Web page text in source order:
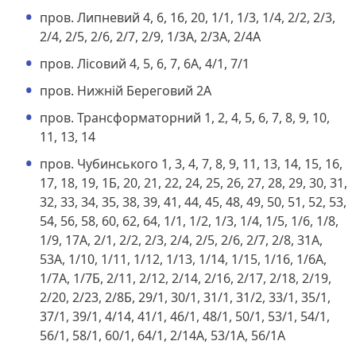
пров. Липневий 4, 6, 16, 20, 1/1, 1/3, 1/4, 2/2, 2/3,
2/4, 2/5, 2/6, 2/7, 2/9, 1/3А, 2/3А, 2/4А
пров. Лісовий 4, 5, 6, 7, 6А, 4/1, 7/1
пров. Нижній Береговий 2А
пров. Трансформаторний 1, 2, 4, 5, 6, 7, 8, 9, 10,
11, 13, 14
пров. Чубинського 1, 3, 4, 7, 8, 9, 11, 13, 14, 15, 16,
17, 18, 19, 1Б, 20, 21, 22, 24, 25, 26, 27, 28, 29, 30, 31,
32, 33, 34, 35, 38, 39, 41, 44, 45, 48, 49, 50, 51, 52, 53,
54, 56, 58, 60, 62, 64, 1/1, 1/2, 1/3, 1/4, 1/5, 1/6, 1/8,
1/9, 17А, 2/1, 2/2, 2/3, 2/4, 2/5, 2/6, 2/7, 2/8, 31А,
53А, 1/10, 1/11, 1/12, 1/13, 1/14, 1/15, 1/16, 1/6А,
1/7А, 1/7Б, 2/11, 2/12, 2/14, 2/16, 2/17, 2/18, 2/19,
2/20, 2/23, 2/8Б, 29/1, 30/1, 31/1, 31/2, 33/1, 35/1,
37/1, 39/1, 4/14, 41/1, 46/1, 48/1, 50/1, 53/1, 54/1,
56/1, 58/1, 60/1, 64/1, 2/14А, 53/1А, 56/1А